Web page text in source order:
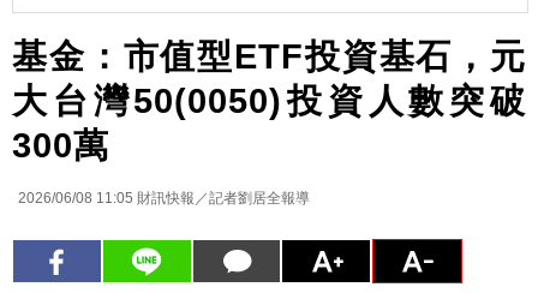
基金：市值型ETF投資基石，元
大台灣50(0050)投資人數突破
300萬
2026/06/08 11:05 財訊快報／記者劉居全報導